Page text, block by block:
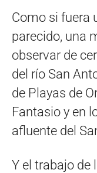
Como si fuera
parecido, una
observar de
del río San
de Playas de
Fantasio y en
afluente del
Y el trabajo de